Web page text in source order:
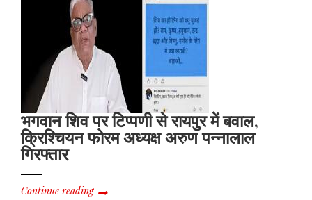
भगवान शिव पर टिप्पणी से रायपुर में बवाल,
क्रिश्चियन फोरम अध्यक्ष अरुण पन्नालाल
गिरफ्तार
Continue reading